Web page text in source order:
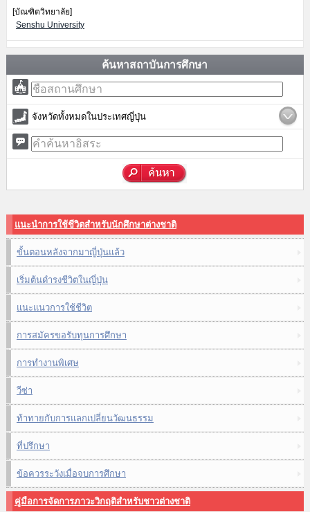
[บัณฑิตวิทยาลัย]
Senshu University
ค้นหาสถาบันการศึกษา
จังหวัดทั้งหมดในประเทศญี่ปุ่น
แนะนำการใช้ชีวิตสำหรับนักศึกษาต่างชาติ
ขั้นตอนหลังจากมาญี่ปุ่นแล้ว
เริ่มต้นดำรงชีวิตในญี่ปุ่น
แนะแนวการใช้ชีวิต
การสมัครขอรับทุนการศึกษา
การทำงานพิเศษ
วีซ่า
ท้าทายกับการแลกเปลี่ยนวัฒนธรรม
ที่ปรึกษา
ข้อควรระวังเมื่อจบการศึกษา
คู่มือการจัดการภาวะวิกฤติสำหรับชาวต่างชาติ